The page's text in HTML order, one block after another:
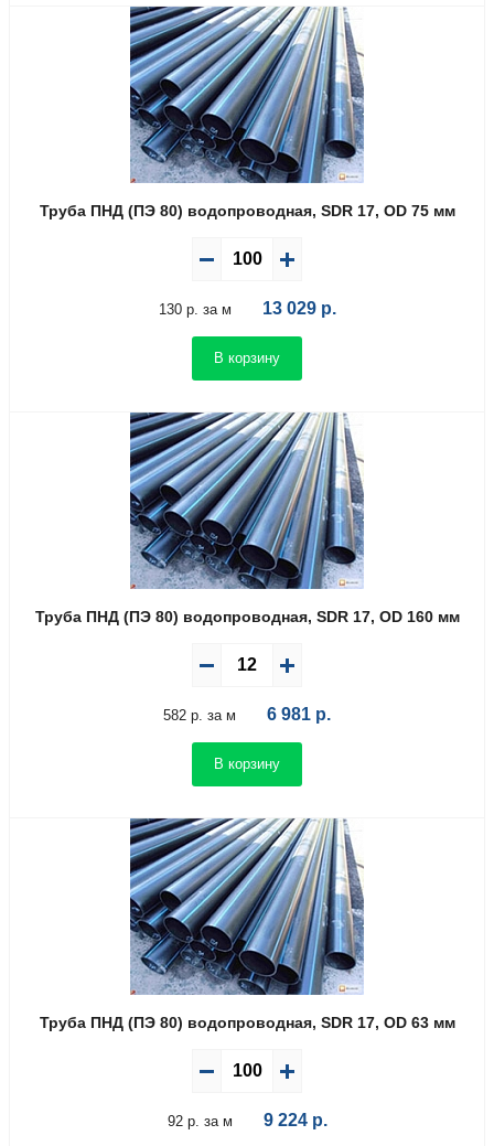
Труба ПНД (ПЭ 80) водопроводная, SDR 17, OD 75 мм
130 р. за м 13 029р.
В корзину
Труба ПНД (ПЭ 80) водопроводная, SDR 17, OD 160 мм
582 р. за м 6 981 р.
В корзину
Труба ПНД (ПЭ 80) водопроводная, SDR 17, OD 63 мм
92 р. за м 9 224р.